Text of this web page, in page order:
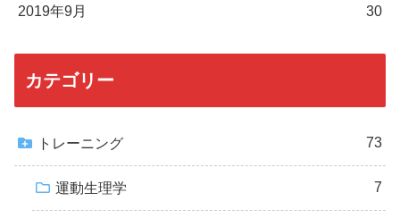
2019年9月 30
カテゴリー
トレーニング 73
運動生理学 7